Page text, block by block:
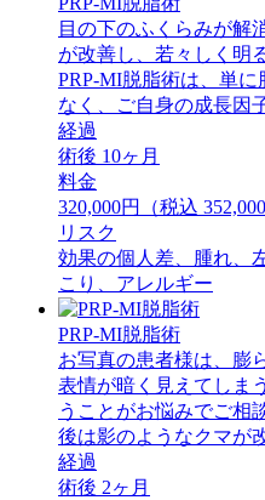
目の下のふくらみが解
が改善し、若々しく明
PRP-MI脱脂術は、単
なく、ご自身の成長
経過
術後 10ヶ月
料金
320,000円（税込 352,000
リスク
効果の個人差、腫れ、
こり、アレルギー
PRP-MI脱脂術
お写真の患者様は、膨
表情が暗く見えてしま
うことがお悩みでご相
後は影のようなクマ
経過
術後 2ヶ月